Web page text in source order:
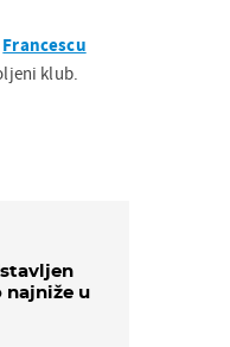
Francescu
klub.
najniže u